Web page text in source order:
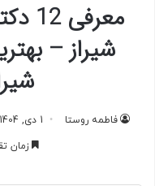
شیراز –
فاطمه روستا 1 دی, 1404
زمان